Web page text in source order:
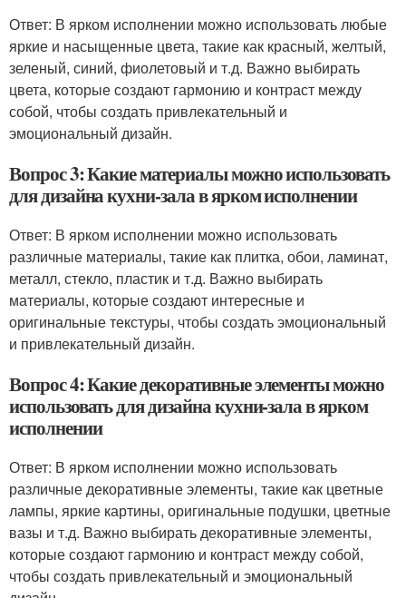
Ответ: В ярком исполнении можно использовать любые
яркие и насыщенные цвета, такие как красный, желтый,
зеленый, синий, фиолетовый и т.д. Важно выбирать
цвета, которые создают гармонию и контраст между
собой, чтобы создать привлекательный и
эмоциональный дизайн.
Вопрос 3: Какие материалы можно использовать
для дизайна кухни-зала в ярком исполнении
Ответ: В ярком исполнении можно использовать
различные материалы, такие как плитка, обои, ламинат,
металл, стекло, пластик и т.д. Важно выбирать
материалы, которые создают интересные и
оригинальные текстуры, чтобы создать эмоциональный
и привлекательный дизайн.
Вопрос 4: Какие декоративные элементы можно
использовать для дизайна кухни-зала в ярком
исполнении
Ответ: В ярком исполнении можно использовать
различные декоративные элементы, такие как цветные
лампы, яркие картины, оригинальные подушки, цветные
вазы и т.д. Важно выбирать декоративные элементы,
которые создают гармонию и контраст между собой,
чтобы создать привлекательный и эмоциональный